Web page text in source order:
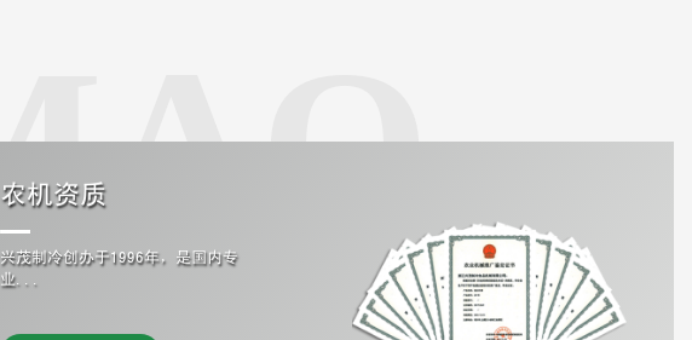
农机资质
兴茂制冷创办于1996年，是国内专
业...